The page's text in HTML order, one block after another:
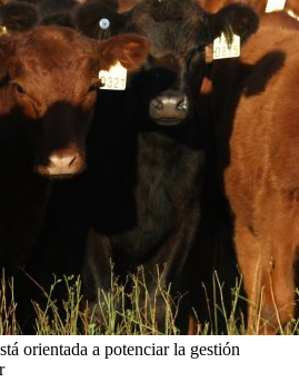
orientada a potenciar la gestión